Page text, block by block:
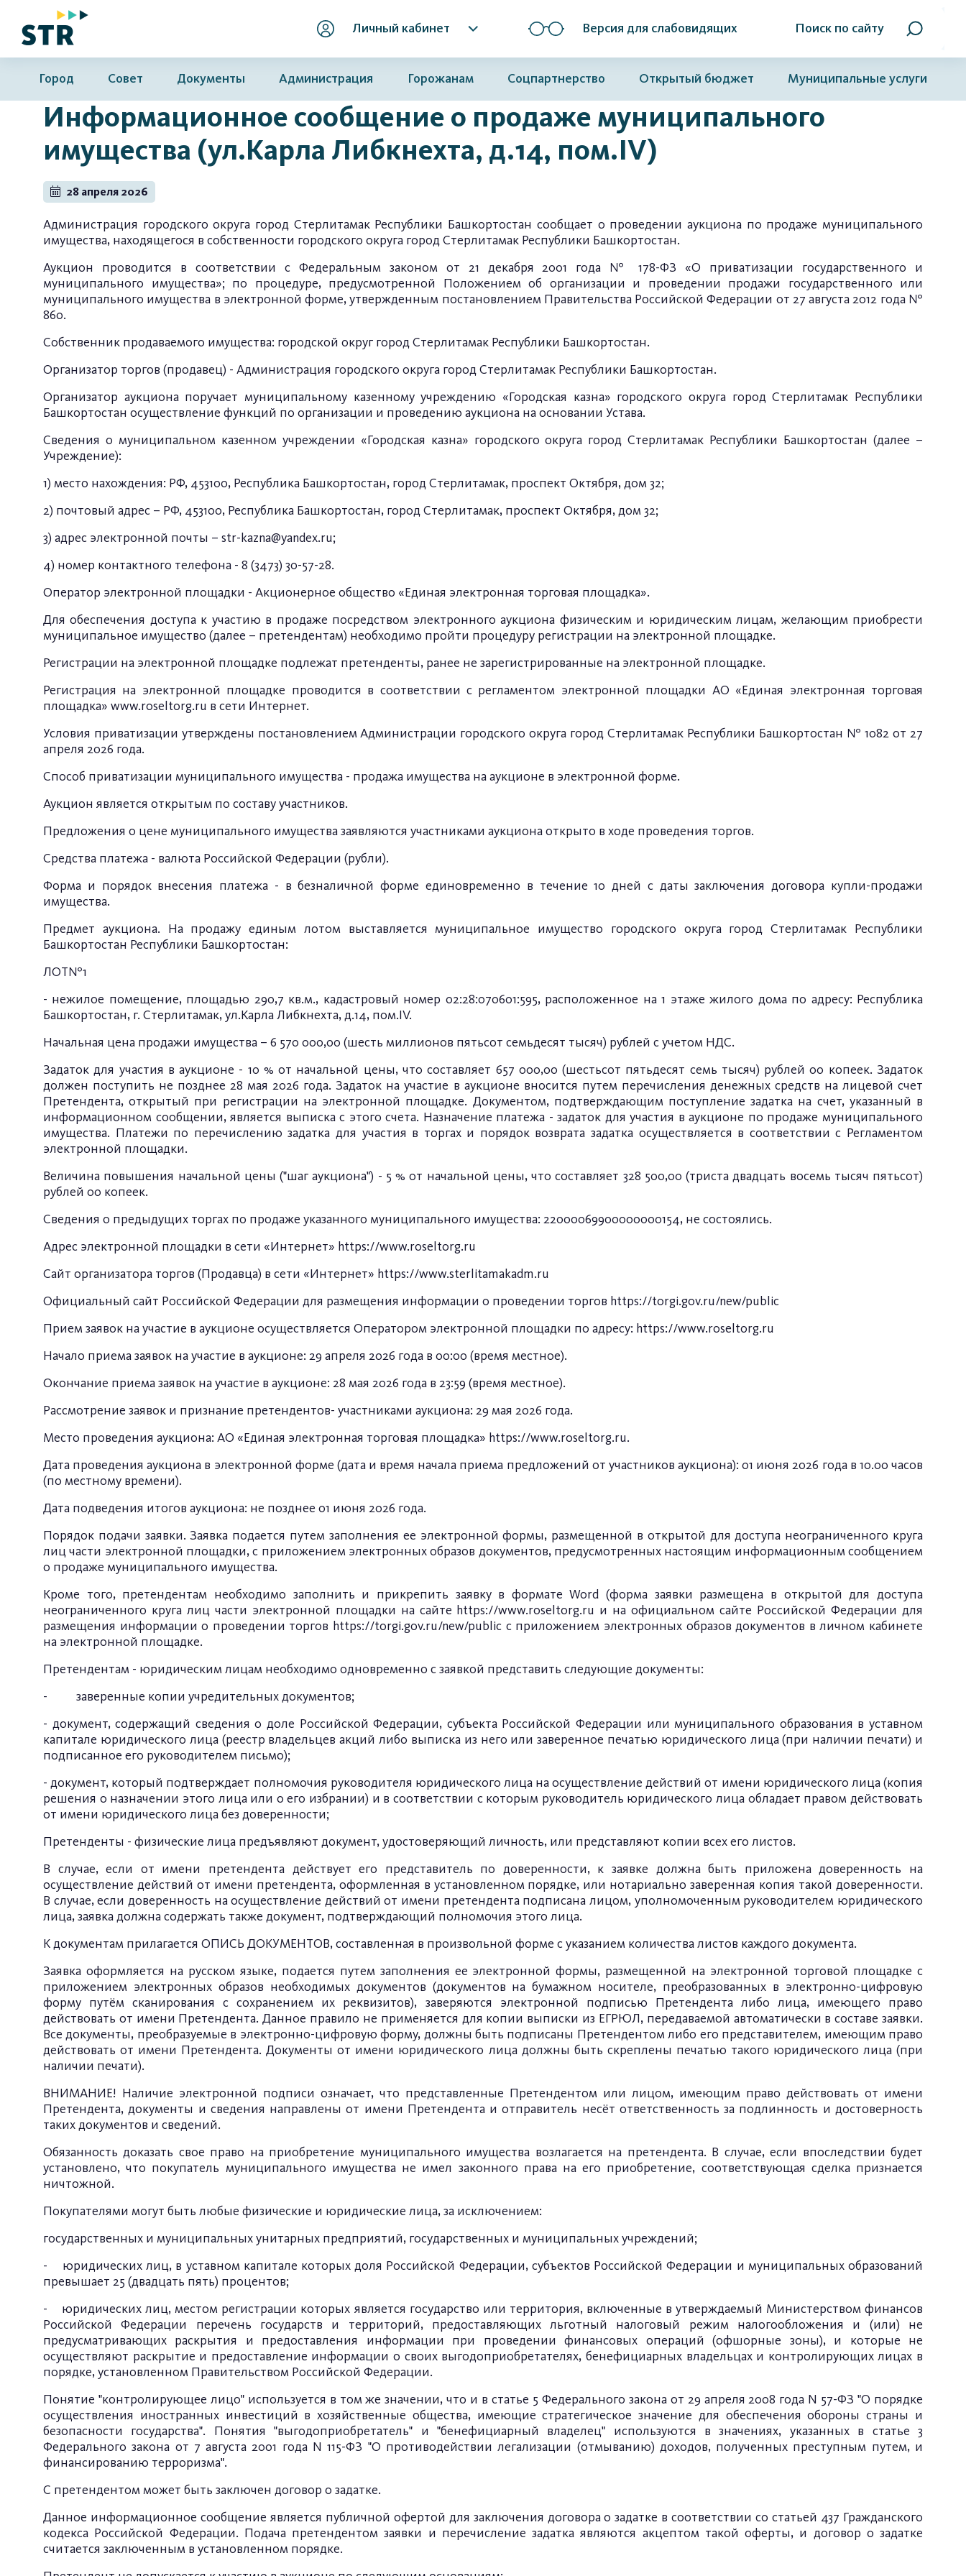
Личный кабинет Версия для слабовидящих Поиск по сайту
Город Совет Документы Администрация Горожанам Соцпартнерство Открытый бюджет Муниципальные услуги
Информационное сообщение о продаже муниципального
имущества (ул.Карла Либкнехта, д.14, пом.IV)
28 апреля 2026
Администрация городского округа город Стерлитамак Республики Башкортостан сообщает о проведении аукциона по продаже муниципального
имущества, находящегося в собственности городского округа город Стерлитамак Республики Башкортостан.
Аукцион проводится в соответствии с Федеральным законом от 21 декабря 2001 года № 178-ФЗ «О приватизации государственного и
муниципального имущества»; по процедуре, предусмотренной Положением об организации и проведении продажи государственного или
муниципального имущества в электронной форме, утвержденным постановлением Правительства Российской Федерации от 27 августа 2012 года №
860.
Собственник продаваемого имущества: городской округ город Стерлитамак Республики Башкортостан.
Организатор торгов (продавец) - Администрация городского округа город Стерлитамак Республики Башкортостан.
Организатор аукциона поручает муниципальному казенному учреждению «Городская казна» городского округа город Стерлитамак Республики
Башкортостан осуществление функций по организации и проведению аукциона на основании Устава.
Сведения о муниципальном казенном учреждении «Городская казна» городского округа город Стерлитамак Республики Башкортостан (далее –
Учреждение):
1) место нахождения: РФ, 453100, Республика Башкортостан, город Стерлитамак, проспект Октября, дом 32;
2) почтовый адрес – РФ, 453100, Республика Башкортостан, город Стерлитамак, проспект Октября, дом 32;
3) адрес электронной почты – str-kazna@yandex.ru;
4) номер контактного телефона - 8 (3473) 30-57-28.
Оператор электронной площадки - Акционерное общество «Единая электронная торговая площадка».
Для обеспечения доступа к участию в продаже посредством электронного аукциона физическим и юридическим лицам, желающим приобрести
муниципальное имущество (далее – претендентам) необходимо пройти процедуру регистрации на электронной площадке.
Регистрации на электронной площадке подлежат претенденты, ранее не зарегистрированные на электронной площадке.
Регистрация на электронной площадке проводится в соответствии с регламентом электронной площадки АО «Единая электронная торговая
площадка» www.roseltorg.ru в сети Интернет.
Условия приватизации утверждены постановлением Администрации городского округа город Стерлитамак Республики Башкортостан № 1082 от 27
апреля 2026 года.
Способ приватизации муниципального имущества - продажа имущества на аукционе в электронной форме.
Аукцион является открытым по составу участников.
Предложения о цене муниципального имущества заявляются участниками аукциона открыто в ходе проведения торгов.
Средства платежа - валюта Российской Федерации (рубли).
Форма и порядок внесения платежа - в безналичной форме единовременно в течение 10 дней с даты заключения договора купли-продажи
имущества.
Предмет аукциона. На продажу единым лотом выставляется муниципальное имущество городского округа город Стерлитамак Республики
Башкортостан Республики Башкортостан:
ЛОТ№1
- нежилое помещение, площадью 290,7 кв.м., кадастровый номер 02:28:070601:595, расположенное на 1 этаже жилого дома по адресу: Республика
Башкортостан, г. Стерлитамак, ул.Карла Либкнехта, д.14, пом.IV.
Начальная цена продажи имущества – 6 570 000,00 (шесть миллионов пятьсот семьдесят тысяч) рублей с учетом НДС.
Задаток для участия в аукционе - 10 % от начальной цены, что составляет 657 000,00 (шестьсот пятьдесят семь тысяч) рублей 00 копеек. Задаток
должен поступить не позднее 28 мая 2026 года. Задаток на участие в аукционе вносится путем перечисления денежных средств на лицевой счет
Претендента, открытый при регистрации на электронной площадке. Документом, подтверждающим поступление задатка на счет, указанный в
информационном сообщении, является выписка с этого счета. Назначение платежа - задаток для участия в аукционе по продаже муниципального
имущества. Платежи по перечислению задатка для участия в торгах и порядок возврата задатка осуществляется в соответствии с Регламентом
электронной площадки.
Величина повышения начальной цены ("шаг аукциона") - 5 % от начальной цены, что составляет 328 500,00 (триста двадцать восемь тысяч пятьсот)
рублей 00 копеек.
Сведения о предыдущих торгах по продаже указанного муниципального имущества: 22000069900000000154, не состоялись.
Адрес электронной площадки в сети «Интернет» https://www.roseltorg.ru
Сайт организатора торгов (Продавца) в сети «Интернет» https://www.sterlitamakadm.ru
Официальный сайт Российской Федерации для размещения информации о проведении торгов https://torgi.gov.ru/new/public
Прием заявок на участие в аукционе осуществляется Оператором электронной площадки по адресу: https://www.roseltorg.ru
Начало приема заявок на участие в аукционе: 29 апреля 2026 года в 00:00 (время местное).
Окончание приема заявок на участие в аукционе: 28 мая 2026 года в 23:59 (время местное).
Рассмотрение заявок и признание претендентов- участниками аукциона: 29 мая 2026 года.
Место проведения аукциона: АО «Единая электронная торговая площадка» https://www.roseltorg.ru.
Дата проведения аукциона в электронной форме (дата и время начала приема предложений от участников аукциона): 01 июня 2026 года в 10.00 часов
(по местному времени).
Дата подведения итогов аукциона: не позднее 01 июня 2026 года.
Порядок подачи заявки. Заявка подается путем заполнения ее электронной формы, размещенной в открытой для доступа неограниченного круга
лиц части электронной площадки, с приложением электронных образов документов, предусмотренных настоящим информационным сообщением
о продаже муниципального имущества.
Кроме того, претендентам необходимо заполнить и прикрепить заявку в формате Word (форма заявки размещена в открытой для доступа
неограниченного круга лиц части электронной площадки на сайте https://www.roseltorg.ru и на официальном сайте Российской Федерации для
размещения информации о проведении торгов https://torgi.gov.ru/new/public с приложением электронных образов документов в личном кабинете
на электронной площадке.
Претендентам - юридическим лицам необходимо одновременно с заявкой представить следующие документы:
- заверенные копии учредительных документов;
- документ, содержащий сведения о доле Российской Федерации, субъекта Российской Федерации или муниципального образования в уставном
капитале юридического лица (реестр владельцев акций либо выписка из него или заверенное печатью юридического лица (при наличии печати) и
подписанное его руководителем письмо);
- документ, который подтверждает полномочия руководителя юридического лица на осуществление действий от имени юридического лица (копия
решения о назначении этого лица или о его избрании) и в соответствии с которым руководитель юридического лица обладает правом действовать
от имени юридического лица без доверенности;
Претенденты - физические лица предъявляют документ, удостоверяющий личность, или представляют копии всех его листов.
В случае, если от имени претендента действует его представитель по доверенности, к заявке должна быть приложена доверенность на
осуществление действий от имени претендента, оформленная в установленном порядке, или нотариально заверенная копия такой доверенности.
В случае, если доверенность на осуществление действий от имени претендента подписана лицом, уполномоченным руководителем юридического
лица, заявка должна содержать также документ, подтверждающий полномочия этого лица.
К документам прилагается ОПИСЬ ДОКУМЕНТОВ, составленная в произвольной форме с указанием количества листов каждого документа.
Заявка оформляется на русском языке, подается путем заполнения ее электронной формы, размещенной на электронной торговой площадке с
приложением электронных образов необходимых документов (документов на бумажном носителе, преобразованных в электронно-цифровую
форму путём сканирования с сохранением их реквизитов), заверяются электронной подписью Претендента либо лица, имеющего право
действовать от имени Претендента. Данное правило не применяется для копии выписки из ЕГРЮЛ, передаваемой автоматически в составе заявки.
Все документы, преобразуемые в электронно-цифровую форму, должны быть подписаны Претендентом либо его представителем, имеющим право
действовать от имени Претендента. Документы от имени юридического лица должны быть скреплены печатью такого юридического лица (при
наличии печати).
ВНИМАНИЕ! Наличие электронной подписи означает, что представленные Претендентом или лицом, имеющим право действовать от имени
Претендента, документы и сведения направлены от имени Претендента и отправитель несёт ответственность за подлинность и достоверность
таких документов и сведений.
Обязанность доказать свое право на приобретение муниципального имущества возлагается на претендента. В случае, если впоследствии будет
установлено, что покупатель муниципального имущества не имел законного права на его приобретение, соответствующая сделка признается
ничтожной.
Покупателями могут быть любые физические и юридические лица, за исключением:
государственных и муниципальных унитарных предприятий, государственных и муниципальных учреждений;
- юридических лиц, в уставном капитале которых доля Российской Федерации, субъектов Российской Федерации и муниципальных образований
превышает 25 (двадцать пять) процентов;
- юридических лиц, местом регистрации которых является государство или территория, включенные в утверждаемый Министерством финансов
Российской Федерации перечень государств и территорий, предоставляющих льготный налоговый режим налогообложения и (или) не
предусматривающих раскрытия и предоставления информации при проведении финансовых операций (офшорные зоны), и которые не
осуществляют раскрытие и предоставление информации о своих выгодоприобретателях, бенефициарных владельцах и контролирующих лицах в
порядке, установленном Правительством Российской Федерации.
Понятие "контролирующее лицо" используется в том же значении, что и в статье 5 Федерального закона от 29 апреля 2008 года N 57-ФЗ "О порядке
осуществления иностранных инвестиций в хозяйственные общества, имеющие стратегическое значение для обеспечения обороны страны и
безопасности государства". Понятия "выгодоприобретатель" и "бенефициарный владелец" используются в значениях, указанных в статье 3
Федерального закона от 7 августа 2001 года N 115-ФЗ "О противодействии легализации (отмыванию) доходов, полученных преступным путем, и
финансированию терроризма".
С претендентом может быть заключен договор о задатке.
Данное информационное сообщение является публичной офертой для заключения договора о задатке в соответствии со статьей 437 Гражданского
кодекса Российской Федерации. Подача претендентом заявки и перечисление задатка являются акцептом такой оферты, и договор о задатке
считается заключенным в установленном порядке.